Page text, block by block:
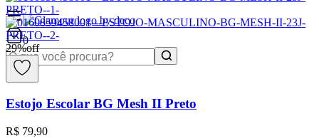
0
29%off
Estojo Escolar BG Mesh II Preto
R$ 79,90